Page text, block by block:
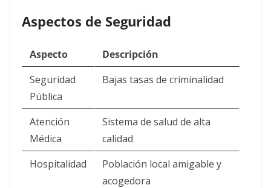
Aspectos de Seguridad
Aspecto
Descripción
Seguridad
Pública
Bajas tasas de criminalidad
Atención
Médica
Sistema de salud de alta
calidad
Hospitalidad
Población local amigable y
acogedora